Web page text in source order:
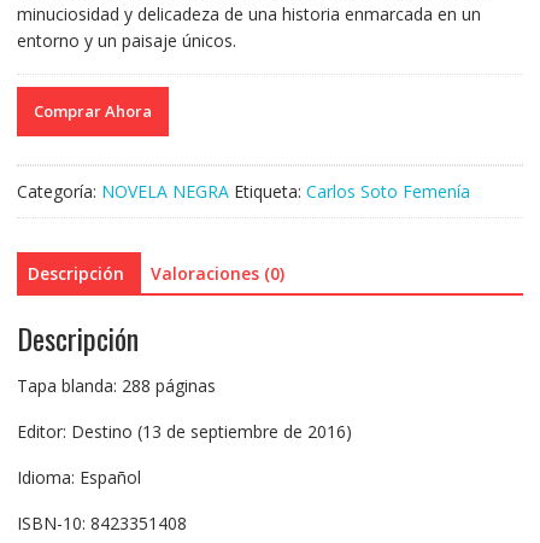
minuciosidad y delicadeza de una historia enmarcada en un
entorno y un paisaje únicos.
Comprar Ahora
Categoría: NOVELA NEGRA Etiqueta: Carlos Soto Femenía
Descripción Valoraciones (0)
Descripción
Tapa blanda: 288 páginas
Editor: Destino (13 de septiembre de 2016)
Idioma: Español
ISBN-10: 8423351408